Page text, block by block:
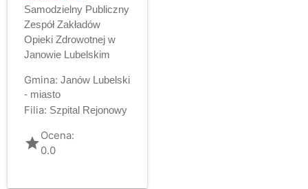
Samodzielny Publiczny
Zespół Zakładów
Opieki Zdrowotnej w
Janowie Lubelskim
Gmina: Janów Lubelski
- miasto
Filia: Szpital Rejonowy
gradeOcena:
0.0